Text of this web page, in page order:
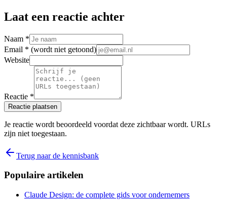
Laat een reactie achter
Naam *
Email * (wordt niet getoond)
Website
Reactie *
Reactie plaatsen
Je reactie wordt beoordeeld voordat deze zichtbaar wordt. URLs
zijn niet toegestaan.
Terug naar de kennisbank
Populaire artikelen
Claude Design: de complete gids voor ondernemers